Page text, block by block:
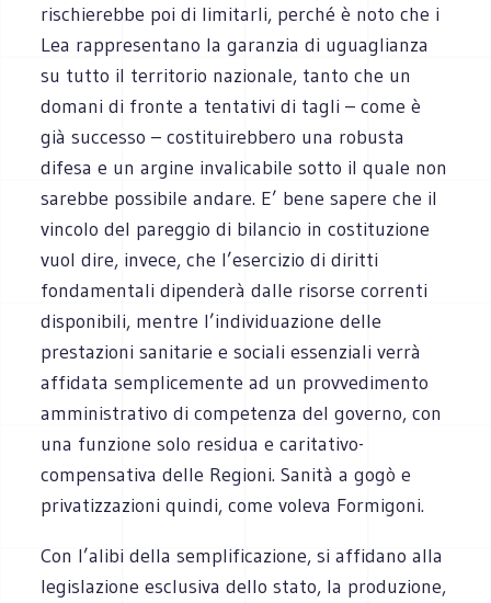
rischierebbe poi di limitarli, perché è noto che i
Lea rappresentano la garanzia di uguaglianza
su tutto il territorio nazionale, tanto che un
domani di fronte a tentativi di tagli – come è
già successo – costituirebbero una robusta
difesa e un argine invalicabile sotto il quale non
sarebbe possibile andare. E’ bene sapere che il
vincolo del pareggio di bilancio in costituzione
vuol dire, invece, che l’esercizio di diritti
fondamentali dipenderà dalle risorse correnti
disponibili, mentre l’individuazione delle
prestazioni sanitarie e sociali essenziali verrà
affidata semplicemente ad un provvedimento
amministrativo di competenza del governo, con
una funzione solo residua e caritativo-
compensativa delle Regioni. Sanità a gogò e
privatizzazioni quindi, come voleva Formigoni.
Con l’alibi della semplificazione, si affidano alla
legislazione esclusiva dello stato, la produzione,